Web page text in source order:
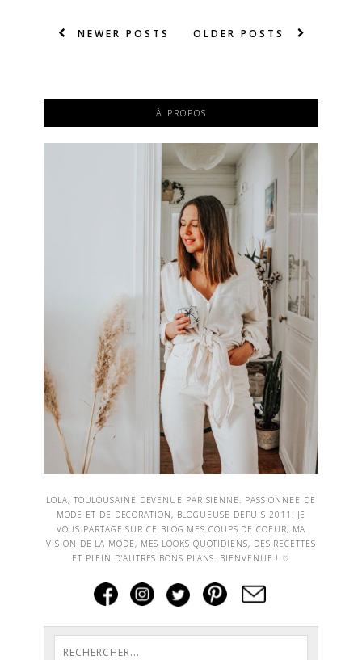
NEWER POSTS OLDER POSTS
À PROPOS
LOLA, TOULOUSAINE DEVENUE PARISIENNE. PASSIONNEE DE
MODE ET DE DECORATION, BLOGUEUSE DEPUIS 2011. JE
VOUS PARTAGE SUR CE BLOG MES COUPS DE COEUR, MA
VISION DE LA MODE, MES LOOKS QUOTIDIENS, DES RECETTES
ET PLEIN D'AUTRES BONS PLANS. BIENVENUE ! ♡